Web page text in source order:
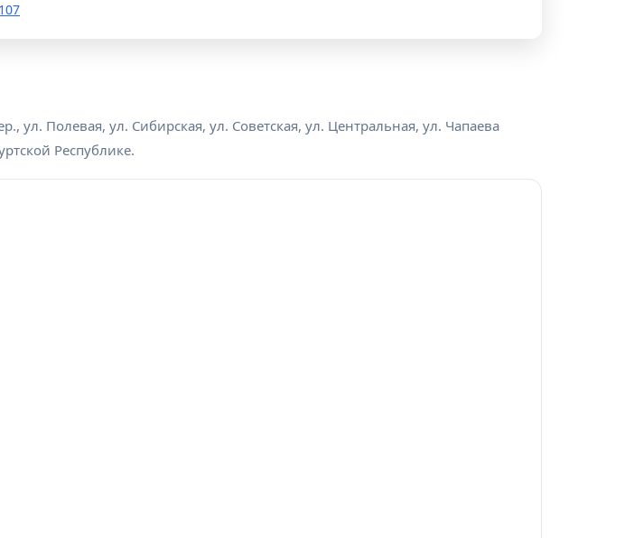
Полевая, ул. Сибирская, ул. Советская, ул. Центральная, ул. Чапаева
Республике.